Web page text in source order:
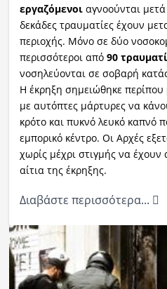
εργαζόμενοιαγνοούνται
δεκάδες τραυματίες έχουν
περιοχής. Μόνο σε δύο
περισσότεροι από 90
νοσηλεύονται σε σοβαρή
Η έκρηξη σημειώθηκε
με αυτόπτες μάρτυρες να
κρότο και πυκνό λευκό
εμπορικό κέντρο. Οι Αρχές
χωρίς μέχρι στιγμής να έχουν
αίτια της έκρηξης.
Διαβάστε περισσότερα...